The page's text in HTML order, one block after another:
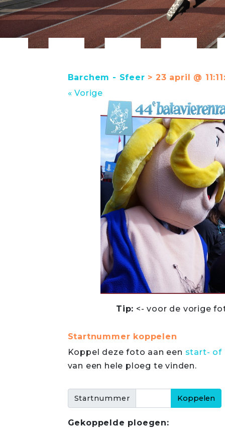
Barchem - Sfeer > 23 april @
« Vorige
Tip: <- voor de vorige
Startnummer koppelen
Koppel deze foto aan een start- of
van een hele ploeg te vinden.
Startnummer
Gekoppelde ploegen: